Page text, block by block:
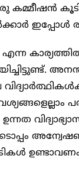
കൂടി
ഇപ്പോൾ
അന്വേഷണ